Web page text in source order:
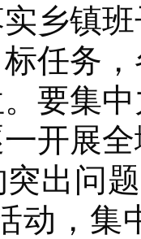
乡镇
任务
要集
开展
出问
动，